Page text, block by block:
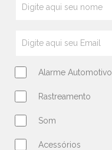
Alarme Automotivo
Rastreamento
Som
Acessórios